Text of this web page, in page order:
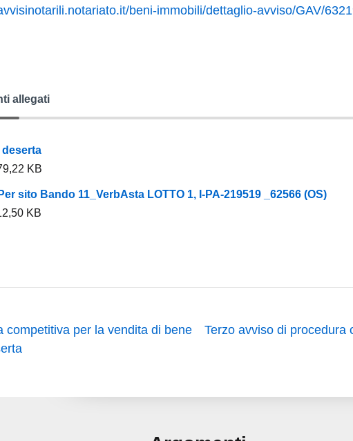
beni-immobili/dettaglio-avviso/GAV/
allegati
KB
sito Bando 11_VerbAsta LOTTO 1, I-PA-219519 _62566 (OS)
KB
competitiva per la vendita di bene
Terzo avviso di procedura